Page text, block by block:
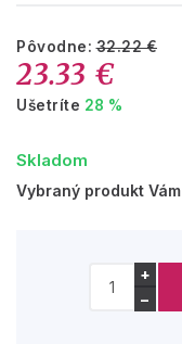
Pôvodne:32.22 €
23.33 €
Ušetríte 28 %
Skladom
Vybraný produkt
+
−